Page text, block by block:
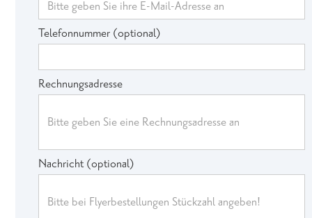
Telefonnummer (optional)
Rechnungsadresse
Nachricht (optional)